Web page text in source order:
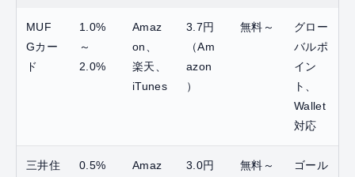
MUF
Gカー
ド
1.0%
～
2.0%
Amaz
on、
楽天、
iTunes
3.7円
（Am
azon
）
無料～
グロー
バルポ
イン
ト、
Wallet
対応
三井住
0.5%
Amaz
3.0円 無料～
ゴール